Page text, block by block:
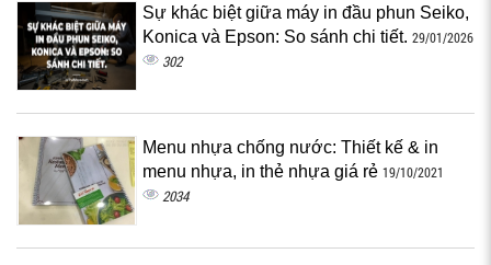
Sự khác biệt giữa máy in đầu phun Seiko,
Konica và Epson: So sánh chi tiết. 29/01/2026
302
Menu nhựa chống nước: Thiết kế & in
menu nhựa, in thẻ nhựa giá rẻ 19/10/2021
2034